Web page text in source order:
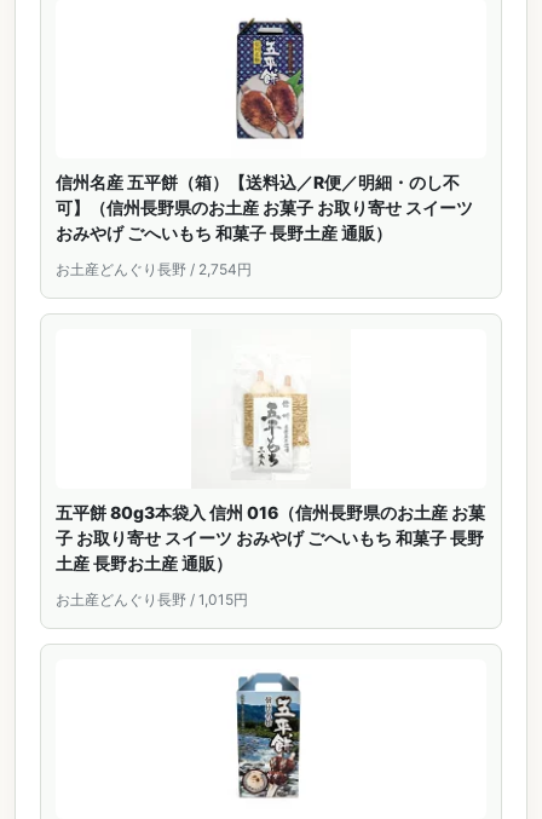
信州名産 五平餅（箱）【送料込／R便／明細・のし不
可】（信州長野県のお土産 お菓子 お取り寄せ スイーツ
おみやげ ごへいもち 和菓子 長野土産 通販）
お土産どんぐり長野 / 2,754円
五平餅 80g3本袋入 信州 016（信州長野県のお土産 お菓
子 お取り寄せ スイーツ おみやげ ごへいもち 和菓子 長野
土産 長野お土産 通販）
お土産どんぐり長野 / 1,015円